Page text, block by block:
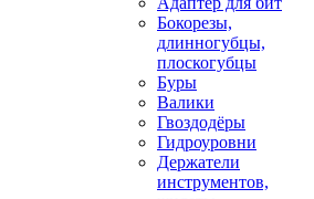
Бокорезы,
длинногубцы,
плоскогубцы
Буры
Валики
Гвоздодёры
Гидроуровни
Держатели
инструментов,